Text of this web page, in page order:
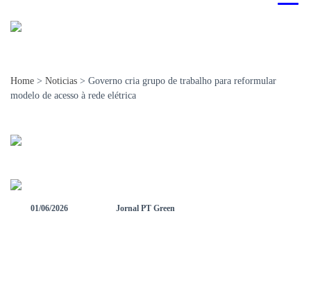
Home > Noticias > Governo cria grupo de trabalho para reformular
modelo de acesso à rede elétrica
01/06/2026 Jornal PT Green